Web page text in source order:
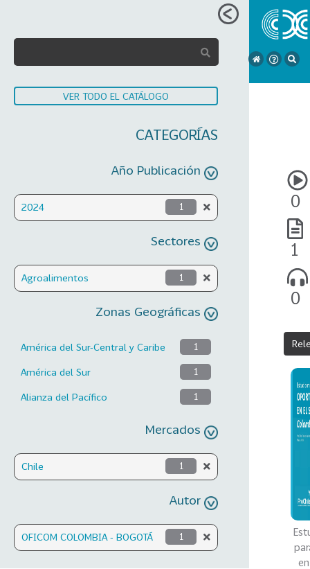
VER TODO EL CATÁLOGO
CATEGORÍAS
Año Publicación
2024 1
Sectores
Agroalimentos 1
Zonas Geográficas
América del Sur-Central y Caribe 1
América del Sur 1
Alianza del Pacífico 1
Mercados
Chile 1
Autor
OFICOM COLOMBIA - BOGOTÁ 1
0
1
0